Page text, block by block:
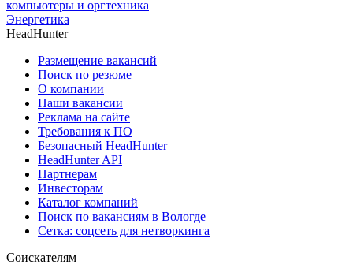
компьютеры и оргтехника
Энергетика
HeadHunter
Размещение вакансий
Поиск по резюме
О компании
Наши вакансии
Реклама на сайте
Требования к ПО
Безопасный HeadHunter
HeadHunter API
Партнерам
Инвесторам
Каталог компаний
Поиск по вакансиям в Вологде
Сетка: соцсеть для нетворкинга
Соискателям